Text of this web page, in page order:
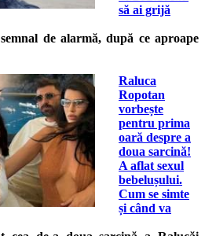
să ai grijă
de alarmă, după ce aproape
Raluca
Ropotan
vorbește
pentru prima
oară despre a
doua sarcină!
A aflat sexul
bebelușului.
Cum se simte
și când va